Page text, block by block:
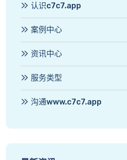
认识c7c7.app
案例中心
资讯中心
服务类型
沟通www.c7c7.app